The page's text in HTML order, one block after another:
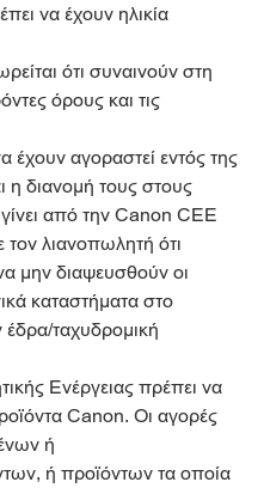
να έχουν ηλικία
ότι συναινούν στη
όρους και τις
έχουν αγοραστεί εντός της
διανομή τους στους
από την Canon CEE
τον λιανοπωλητή ότι
μην διαψευσθούν οι
καταστήματα στο
ταχυδρομική
Ενέργειας πρέπει να
Canon. Οι αγορές
ή
ή προϊόντων τα οποία